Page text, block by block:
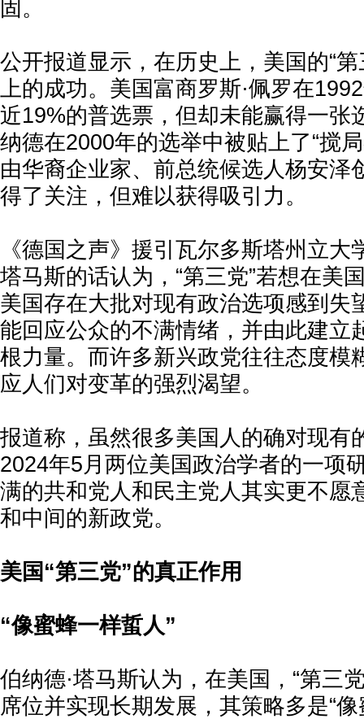
固。
公开报道显示，在历史上，美国的“
上的成功。美国富商罗斯·佩罗在
近19%的普选票，但却未能赢得一张
纳德在2000年的选举中被贴上了“搅
由华裔企业家、前总统候选人杨安泽
得了关注，但难以获得吸引力。
《德国之声》援引瓦尔多斯塔州立大
塔马斯的话认为，“第三党”若想在美
美国存在大批对现有政治选项感到失
能回应公众的不满情绪，并由此建立
根力量。而许多新兴政党往往态度模
应人们对变革的强烈渴望。
报道称，虽然很多美国人的确对现有
2024年5月两位美国政治学者的一项
满的共和党人和民主党人其实更不愿
和中间的新政党。
美国“第三党”的真正作用
“像蜜蜂一样蜇人”
伯纳德·塔马斯认为，在美国，“第三
席位并实现长期发展，其策略多是“